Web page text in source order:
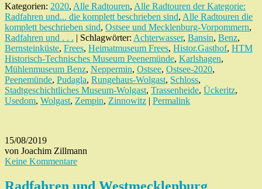
Kategorien: 2020, Alle Radtouren, Alle Radtouren der Kategorie:
Radfahren und... die komplett beschrieben sind, Alle Radtouren die
komplett beschrieben sind, Ostsee und Mecklenburg-Vorpommern,
Radfahren und . . . | Schlagwörter: Achterwasser, Bansin, Benz,
Bernsteinküste, Frees, Heimatmuseum Frees, Histor.Gasthof, HTM
Historisch-Technisches Museum Peenemünde, Karlshagen,
Mühlenmuseum Benz, Neppermin, Ostsee, Ostsee-2020,
Peenemünde, Pudagla, Rungehaus-Wolgast, Schloss,
Stadtgeschichtliches Museum-Wolgast, Trassenheide, Ückeritz,
Usedom, Wolgast, Zempin, Zinnowitz | Permalink
15/08/2019
von Joachim Zillmann
Keine Kommentare
Radfahren und Westmecklenburg